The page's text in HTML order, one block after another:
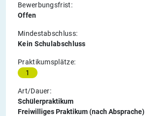
Bewerbungsfrist:
Offen
Mindestabschluss:
Kein Schulabschluss
Praktikumsplätze:
1
Art/Dauer:
Schülerpraktikum
Freiwilliges Praktikum (nach Absprache)